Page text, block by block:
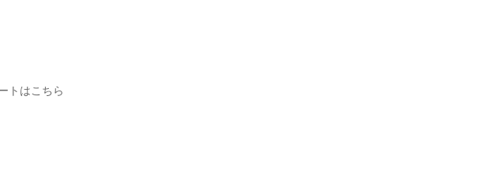
トはこちら